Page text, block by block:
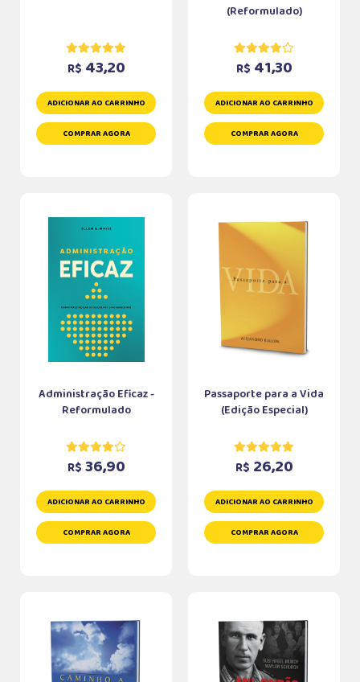
R$ 43,20
ADICIONAR AO CARRINHO
COMPRAR AGORA
(Reformulado)
R$ 41,30
ADICIONAR AO CARRINHO
COMPRAR AGORA
Administração Eficaz -
Reformulado
R$ 36,90
ADICIONAR AO CARRINHO
COMPRAR AGORA
Passaporte para a Vida
(Edição Especial)
R$ 26,20
ADICIONAR AO CARRINHO
COMPRAR AGORA